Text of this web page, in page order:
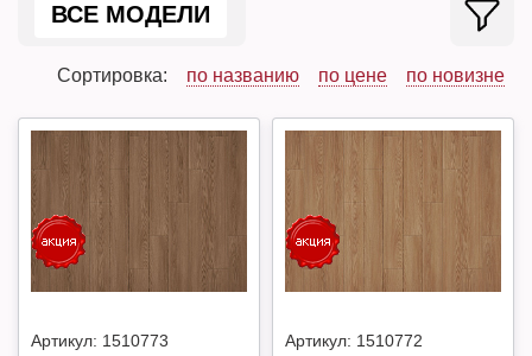
ВСЕ МОДЕЛИ
Сортировка: по названию по цене по новизне
Артикул: 1510773 Артикул: 1510772